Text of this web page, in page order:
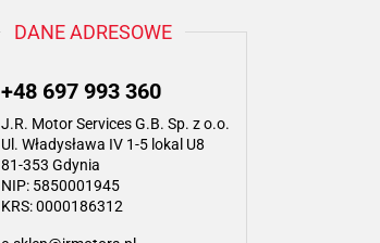
DANE ADRESOWE
+48 697 993 360
J.R. Motor Services G.B. Sp. z o.o.
Ul. Władysława IV 1-5 lokal U8
81-353 Gdynia
NIP: 5850001945
KRS: 0000186312